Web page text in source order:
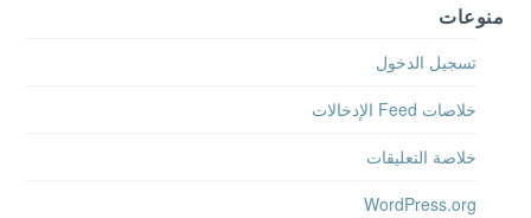
منوعات
تسجيل الدخول
خلاصات Feed الإدخالات
خلاصة التعليقات
WordPress.org